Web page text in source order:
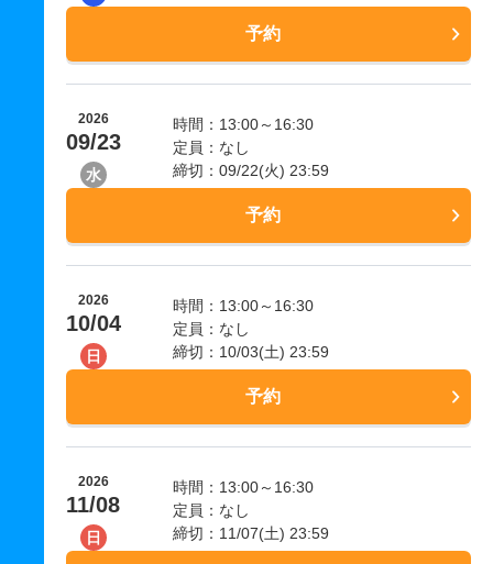
予約
2026
09/23
水
時間：13:00～16:30
定員：なし
締切：09/22(火) 23:59
予約
2026
10/04
日
時間：13:00～16:30
定員：なし
締切：10/03(土) 23:59
予約
2026
11/08
日
時間：13:00～16:30
定員：なし
締切：11/07(土) 23:59